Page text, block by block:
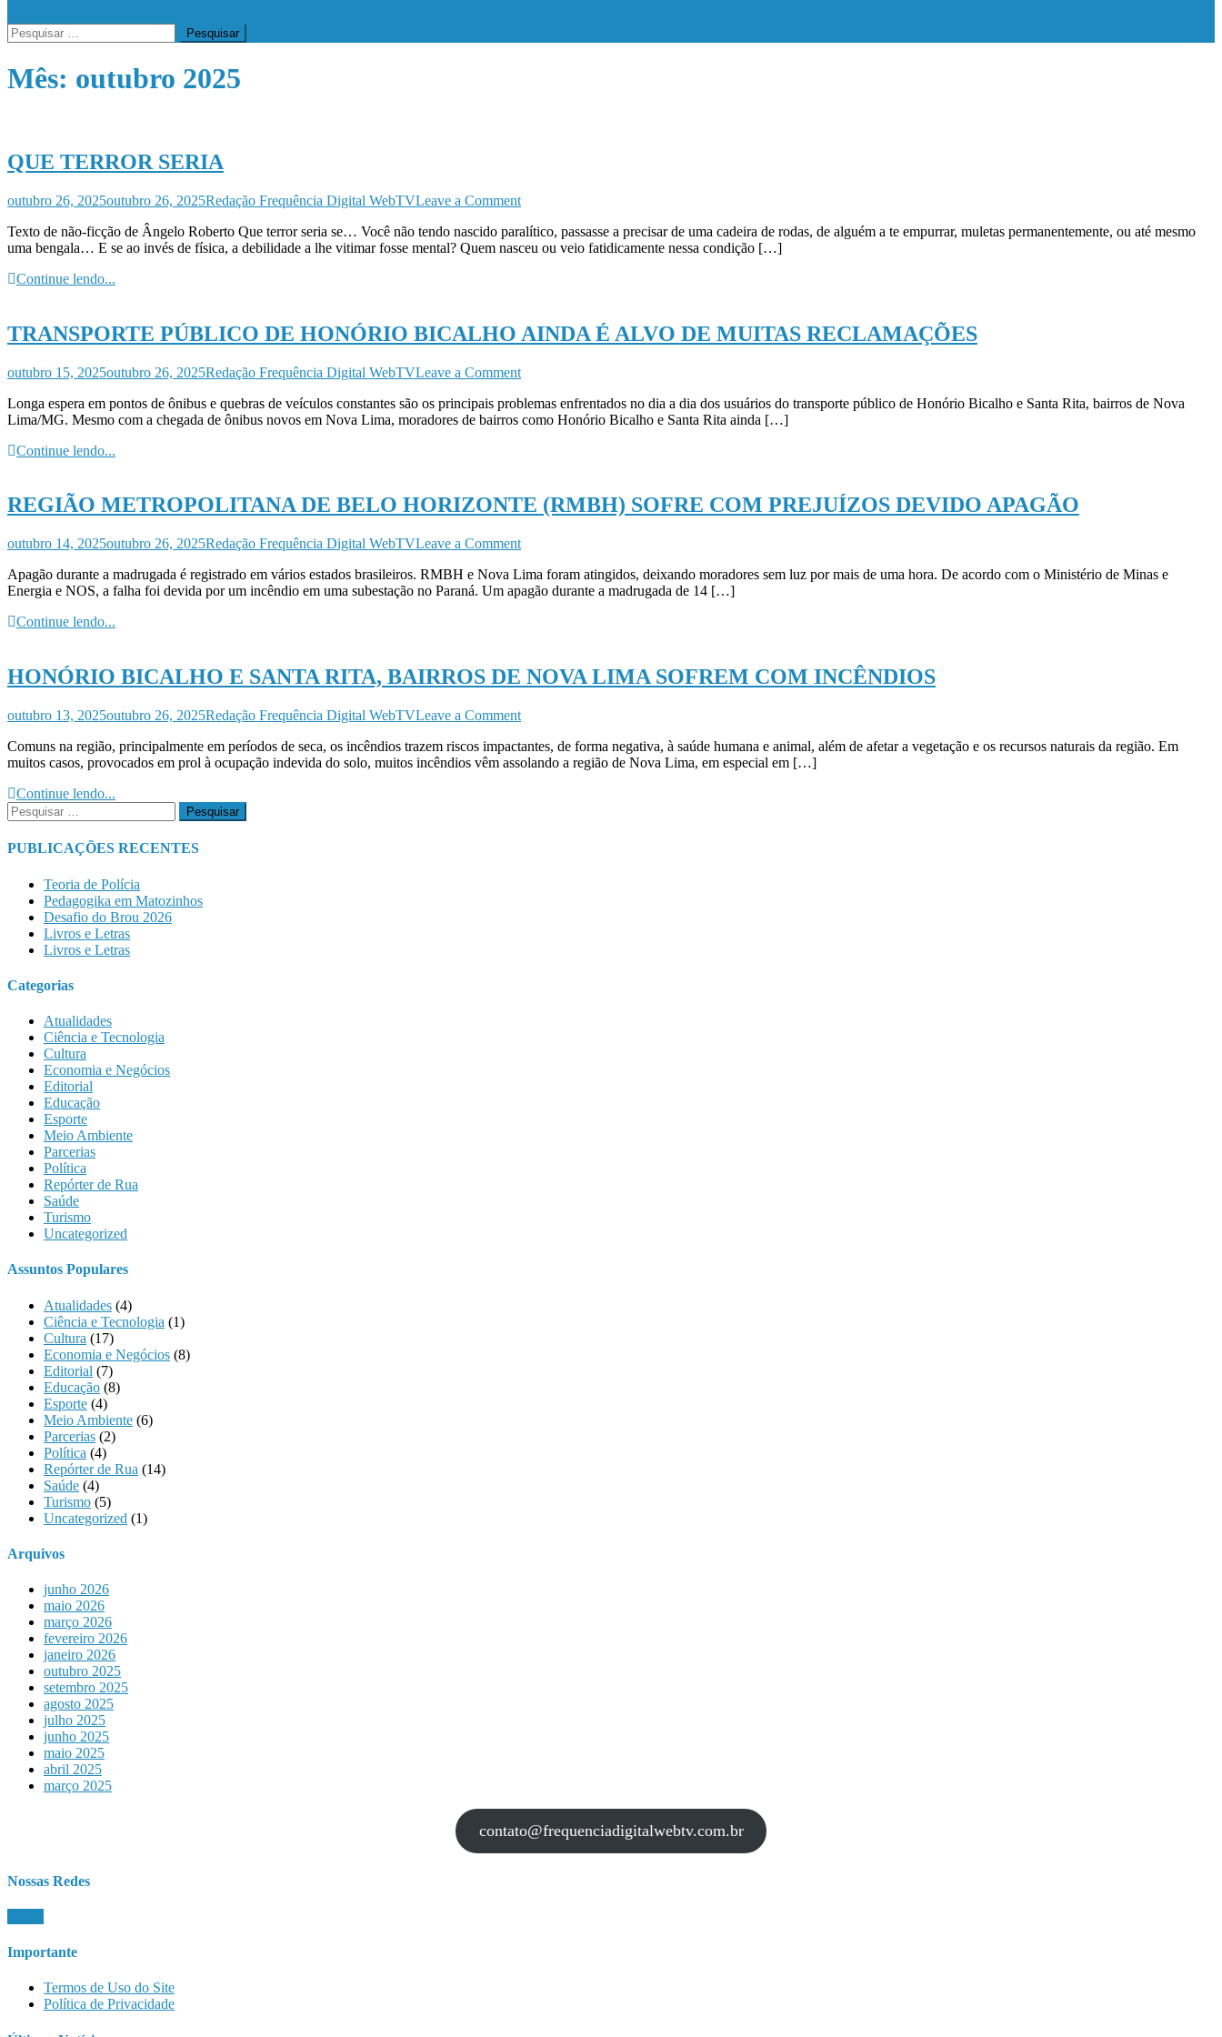
Pesquisar
por:
Mês: outubro 2025
QUE TERROR SERIA
outubro 26, 2025outubro 26, 2025Redação Frequência Digital WebTVLeave a Commenton
TERROR
SERIA
Texto de não-ficção de Ângelo Roberto Que terror seria se… Você não tendo nascido paralítico, passasse a precisar de uma cadeira de rodas, de alguém a te empurrar, muletas permanentemente, ou até mesmo
uma bengala… E se ao invés de física, a debilidade a lhe vitimar fosse mental? Quem nasceu ou veio fatidicamente nessa condição […]
Continue lendo...
TRANSPORTE PÚBLICO DE HONÓRIO BICALHO AINDA É ALVO DE MUITAS RECLAMAÇÕES
outubro 15, 2025outubro 26, 2025Redação Frequência Digital WebTVLeave a Commenton
PÚBLICO
DE
ALVO
DE
RECLAMAÇÕES
Longa espera em pontos de ônibus e quebras de veículos constantes são os principais problemas enfrentados no dia a dia dos usuários do transporte público de Honório Bicalho e Santa Rita, bairros de Nova
Lima/MG. Mesmo com a chegada de ônibus novos em Nova Lima, moradores de bairros como Honório Bicalho e Santa Rita ainda […]
Continue lendo...
REGIÃO METROPOLITANA DE BELO HORIZONTE (RMBH) SOFRE COM PREJUÍZOS DEVIDO APAGÃO
outubro 14, 2025outubro 26, 2025Redação Frequência Digital WebTVLeave a Commenton
METROPOLITANA
DE
COM
PREJUÍZOS
APAGÃO
Apagão durante a madrugada é registrado em vários estados brasileiros. RMBH e Nova Lima foram atingidos, deixando moradores sem luz por mais de uma hora. De acordo com o Ministério de Minas e
Energia e NOS, a falha foi devida por um incêndio em uma subestação no Paraná. Um apagão durante a madrugada de 14 […]
Continue lendo...
HONÓRIO BICALHO E SANTA RITA, BAIRROS DE NOVA LIMA SOFREM COM INCÊNDIOS
outubro 13, 2025outubro 26, 2025Redação Frequência Digital WebTVLeave a Commenton
BICALHO
E
Comuns na região, principalmente em períodos de seca, os incêndios trazem riscos impactantes, de forma negativa, à saúde humana e animal, além de afetar a vegetação e os recursos naturais da região. Em
muitos casos, provocados em prol à ocupação indevida do solo, muitos incêndios vêm assolando a região de Nova Lima, em especial em […]
Continue lendo...
Pesquisar
por:
PUBLICAÇÕES RECENTES
Teoria de Polícia
Pedagogika em Matozinhos
Desafio do Brou 2026
Livros e Letras
Livros e Letras
Categorias
Atualidades
Ciência e Tecnologia
Cultura
Economia e Negócios
Editorial
Educação
Esporte
Meio Ambiente
Parcerias
Política
Repórter de Rua
Saúde
Turismo
Uncategorized
Assuntos Populares
Atualidades (4)
Ciência e Tecnologia (1)
Cultura (17)
Economia e Negócios (8)
Editorial (7)
Educação (8)
Esporte (4)
Meio Ambiente (6)
Parcerias (2)
Política (4)
Repórter de Rua (14)
Saúde (4)
Turismo (5)
Uncategorized (1)
Arquivos
junho 2026
maio 2026
março 2026
fevereiro 2026
janeiro 2026
outubro 2025
setembro 2025
agosto 2025
julho 2025
junho 2025
maio 2025
abril 2025
março 2025
contato@frequenciadigitalwebtv.com.br
Nossas Redes
Importante
Termos de Uso do Site
Política de Privacidade